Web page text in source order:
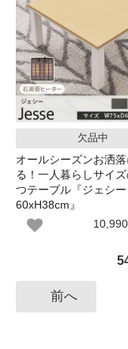
欠品中
オールシーズンお洒落
る！一人暮らしサイ
つテーブル『ジェシ
60xH38cm』
前へ